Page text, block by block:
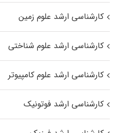
کارشناسی ارشد علوم زمین
کارشناسی ارشد علوم شناختی
کارشناسی ارشد علوم کامپیوتر
کارشناسی ارشد فوتونیک